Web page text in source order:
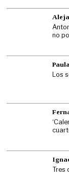
no
Los
Tres